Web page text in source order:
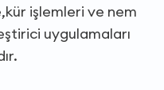
işlemleri ve nem
uygulamaları